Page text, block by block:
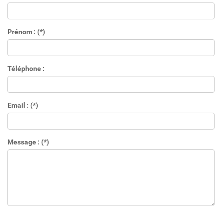
Prénom : (*)
Téléphone :
Email : (*)
Message : (*)